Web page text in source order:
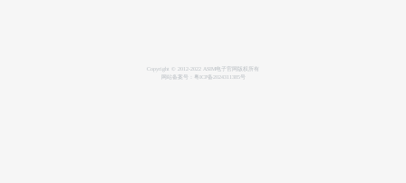
Copyright © 2012-2022 ASIM电子官网版权所有
网站备案号：粤ICP备2024311385号